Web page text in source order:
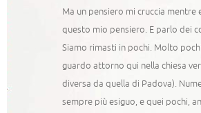
Ma un pensiero mi cruccia mentre
questo mio pensiero. E parlo dei
Siamo rimasti in pochi. Molto
guardo attorno qui nella chiesa
diversa da quella di Padova).
sempre più esiguo, e quei pochi,